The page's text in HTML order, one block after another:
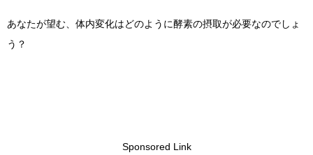
あなたが望む、体内変化はどのように酵素の摂取が必要なのでしょ
う？
Sponsored Link